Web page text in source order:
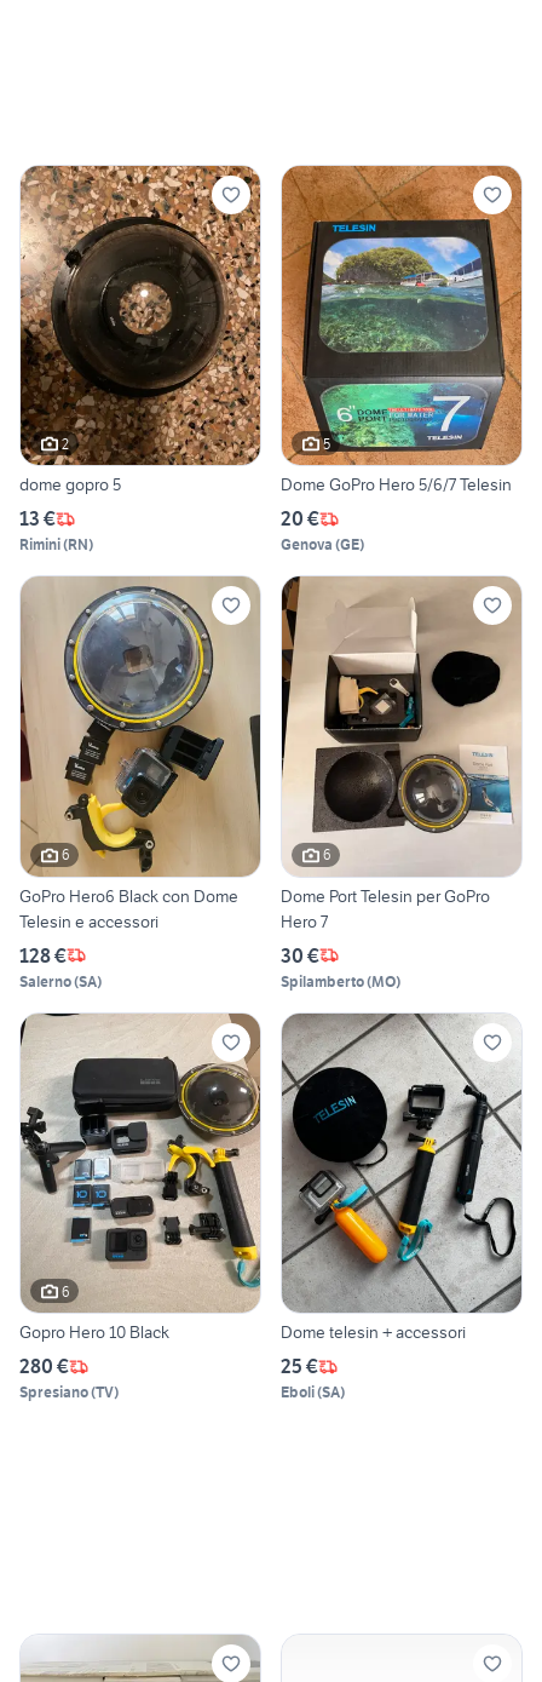
2
dome gopro 5
13 €
Rimini(RN)
5
Dome GoPro Hero 5/6/7 Telesin
20 €
Genova (GE)
6
GoPro Hero6 Black con Dome
Telesin e accessori
128 €
Salerno(SA)
6
Dome Port Telesin per GoPro
Hero 7
30 €
Spilamberto(MO)
6
Gopro Hero 10 Black
280 €
Spresiano(TV)
Dome telesin + accessori
25 €
Eboli(SA)